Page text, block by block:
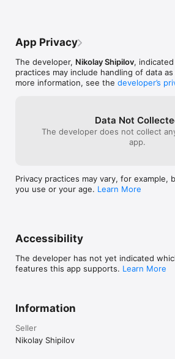
Заказывай через приложение и
App Privacy
The developer, Nikolay Shipilov,
practices may include handling of data
more information, see the developer’s
Data Not
The developer does not collect
app.
Privacy practices may vary, for example,
you use or your age. Learn More
Accessibility
The developer has not yet indicated
features this app supports. Learn More
Information
Seller
Nikolay Shipilov